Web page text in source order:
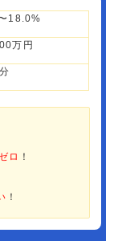
18.0%
万円
ロ ！
！